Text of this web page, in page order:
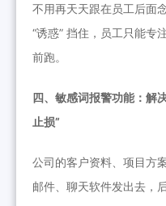
不用再天天跟在员工后面
“诱惑” 挡住，员工只能专
前跑。
四、敏感词报警功能：解
止损”
公司的客户资料、项目方
邮件、聊天软件发出去，